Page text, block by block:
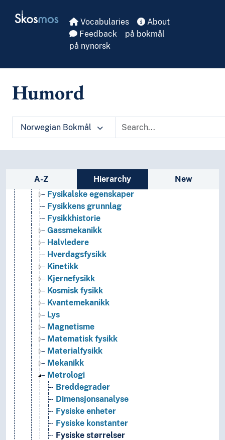
Skosmos Vocabularies
About
Feedback
på bokmål
på nynorsk
Humord
Norwegian Bokmål
Sidebar listing: list and traverse
A-Z Hierarchy New
Anvendt fysikk
Atomfysikk
Beregningsfysikk
Biofysikk
Bølger
Elektrisitet
Energetikk
Faste stoffer
Feltteorier
Fysikalske egenskaper
Fysikkens grunnlag
Fysikkhistorie
Gassmekanikk
Halvledere
Hverdagsfysikk
Kinetikk
Kjernefysikk
Kosmisk fysikk
Kvantemekanikk
Lys
Magnetisme
Matematisk fysikk
Materialfysikk
Mekanikk
Metrologi
Breddegrader
Dimensjonsanalyse
Fysiske enheter
Fysiske konstanter
Fysiske størrelser